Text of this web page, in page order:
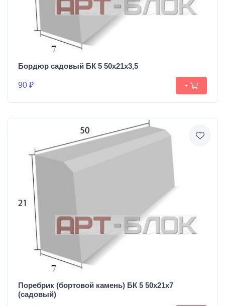
Бордюр садовый БК 5 50х21х3,5
90 ₽ +
Поребрик (бортовой камень) БК 5 50х21х7
(садовый)